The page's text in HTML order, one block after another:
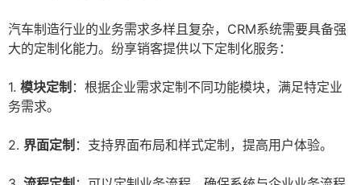
汽车制造行业的业务需求多样且复杂，CRM系统需要具备强
大的定制化能力。纷享销客提供以下定制化服务：
1. 模块定制 ：根据企业需求定制不同功能模块，满足特定业
务需求。
2. 界面定制 ：支持界面布局和样式定制，提高用户体验。